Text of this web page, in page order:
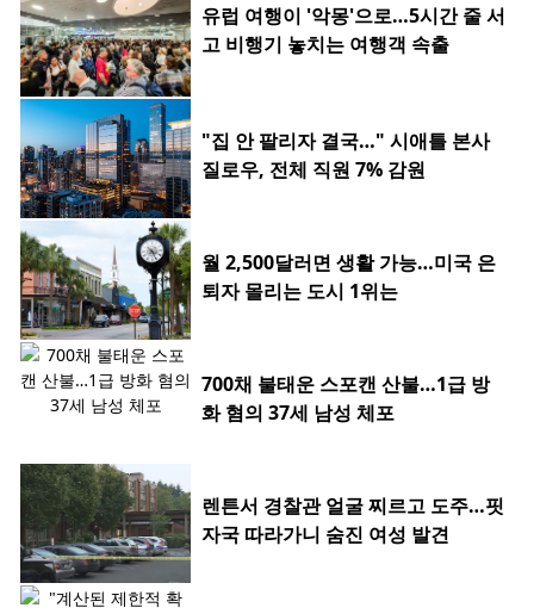
유럽 여행이 '악몽'으로…5시간 줄 서
고 비행기 놓치는 여행객 속출
"집 안 팔리자 결국…" 시애틀 본사
질로우, 전체 직원 7% 감원
월 2,500달러면 생활 가능…미국 은
퇴자 몰리는 도시 1위는
700채 불태운 스포캔 산불…1급 방
화 혐의 37세 남성 체포
렌튼서 경찰관 얼굴 찌르고 도주…핏
자국 따라가니 숨진 여성 발견